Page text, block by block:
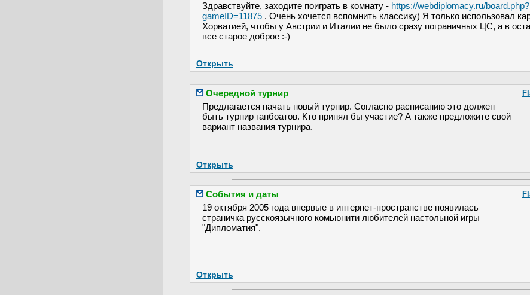
Здравствуйте, заходите поиграть в комнату - https://webdiplomacy.ru/board.php?
gameID=11875 . Очень хочется вспомнить классику) Я только использовал
Хорватией, чтобы у Австрии и Италии не было сразу пограничных ЦС, а в
все старое доброе :-)
Открыть
Очередной турнир
Предлагается начать новый турнир. Согласно расписанию это должен
быть турнир ганбоатов. Кто принял бы участие? А также предложите свой
вариант названия турнира.
Открыть
События и даты
19 октября 2005 года впервые в интернет-пространстве появилась
страничка русскоязычного комьюнити любителей настольной игры
"Дипломатия".
Открыть